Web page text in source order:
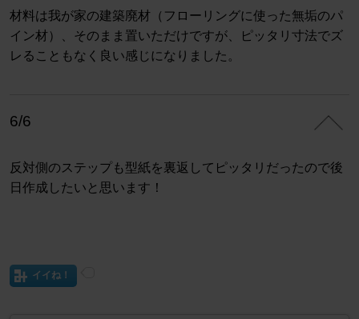
材料は我が家の建築廃材（フローリングに使った無垢のパ
イン材）、そのまま置いただけですが、ピッタリ寸法でズ
レることもなく良い感じになりました。
6/6
反対側のステップも型紙を裏返してピッタリだったので後
日作成したいと思います！
イイね！